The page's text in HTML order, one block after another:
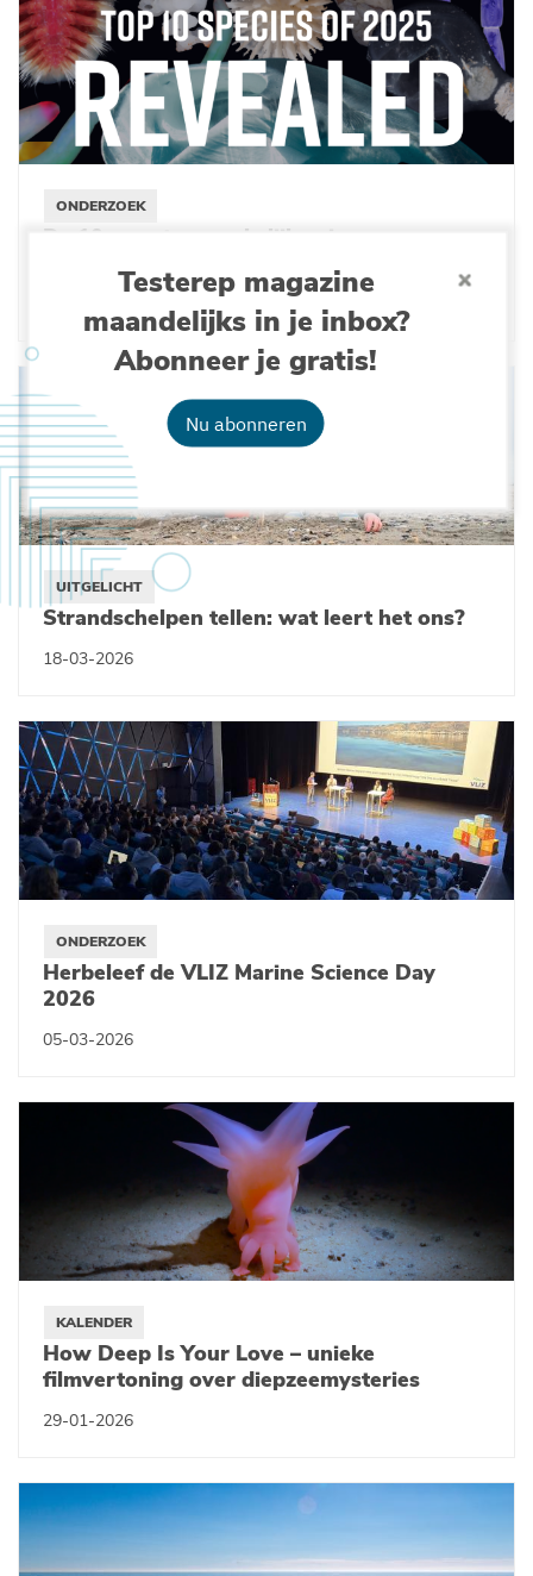
Testerep magazine
maandelijks in je inbox?
Abonneer je gratis!
Nu abonneren
ONDERZOEK
De 10 meest opmerkelijke nieuwe
UITGELICHT
Strandschelpen tellen: wat leert het ons?
18-03-2026
ONDERZOEK
Herbeleef de VLIZ Marine Science Day
2026
05-03-2026
KALENDER
How Deep Is Your Love – unieke
filmvertoning over diepzeemysteries
29-01-2026